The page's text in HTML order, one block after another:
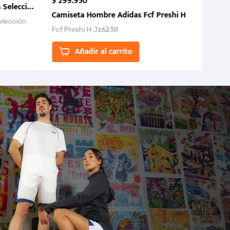
Colombia FCF 2026.
Camiseta Hombre Adidas Fcf Preshi H
Fcf Preshi H Jz6238
Añadir al carrito